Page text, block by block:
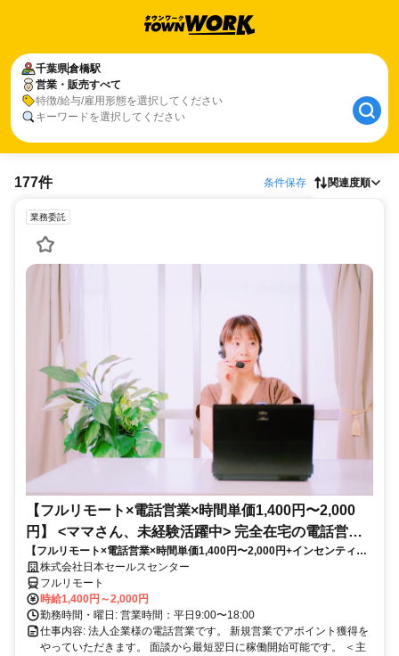
千葉県倉橋駅
営業・販売すべて
特徴/給与/雇用形態を選択してください
キーワードを選択してください
177件 条件保存 関連度順
業務委託
【フルリモート×電話営業×時間単価1,400円〜2,000
円】 <ママさん、未経験活躍中> 完全在宅の電話営業
で家庭と仕事の両立を実現
【フルリモート×電話営業×時間単価1,400円〜2,000円+インセンティブ
あり】 ＜ママさん、未経験活躍中＞ 完全在宅の電話営業で家庭と仕事の
両立を実現
株式会社日本セールスセンター
フルリモート
時給1,400円～2,000円
勤務時間・曜日: 営業時間：平日9:00〜18:00
仕事内容: 法人企業様の電話営業です。 新規営業でアポイント獲得を
やっていただきます。 面談から最短翌日に稼働開始可能です。 ＜主